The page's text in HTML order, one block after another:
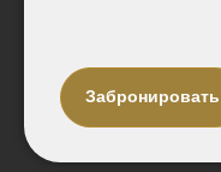
Забронировать